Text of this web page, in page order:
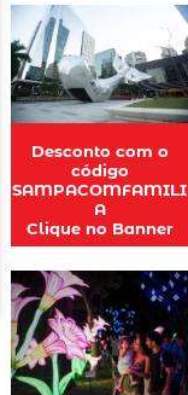
Desconto com o
código
SAMPACOMFAMILI
A
Clique no Banner